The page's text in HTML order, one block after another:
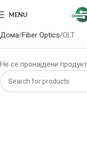
MENU
Дома Fiber Optics OLT
Не се пронајдени